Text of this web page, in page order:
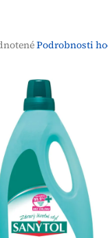
Podrobnosti